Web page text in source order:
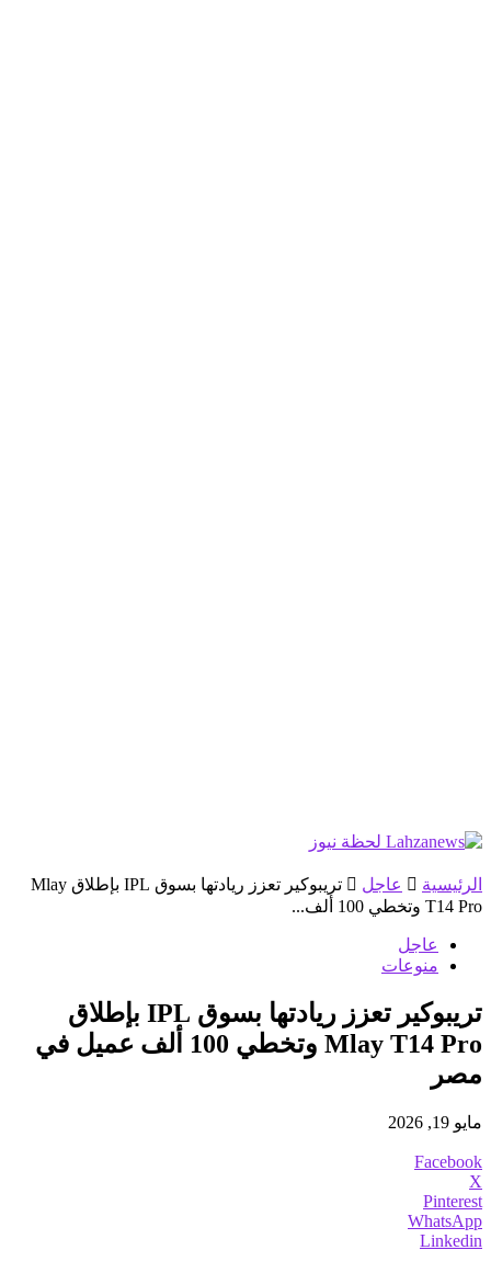
الرئيسية عاجل
تريبوكير تعزز ريادتها بسوق IPL بإطلاق Mlay
T14 Pro وتخطي 100 ألف...
عاجل
منوعات
تريبوكير تعزز ريادتها بسوق IPL بإطلاق
Mlay T14 Pro وتخطي 100 ألف عميل في
مصر
مايو 19, 2026
Facebook
X
Pinterest
WhatsApp
Linkedin